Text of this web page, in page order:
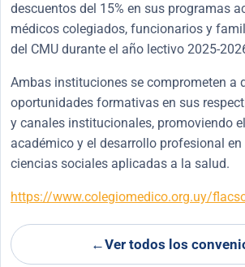
descuentos del 15% en sus programas
médicos colegiados, funcionarios y
del CMU durante el año lectivo 2025-
Ambas instituciones se comprometen a
oportunidades formativas en sus
y canales institucionales, promoviendo
académico y el desarrollo profesional
ciencias sociales aplicadas a la salud.
https://www.colegiomedico.org.uy/
←Ver todos los